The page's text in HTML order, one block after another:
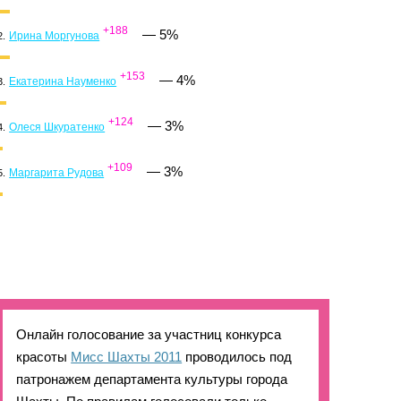
Ирина Моргунова +188 — 5%
Екатерина Науменко +153 — 4%
Олеся Шкуратенко +124 — 3%
Маргарита Рудова +109 — 3%
Онлайн голосование за участниц конкурса
красоты Мисс Шахты 2011 проводилось под
патронажем департамента культуры города